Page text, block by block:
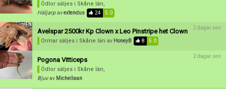
Ödlor säljes i Skåne län,
Häljarp avextendus 24 5.0
Avelspar 2500kr Kp Clown x Leo Pinstripe het Clown
Ormar säljes i Skåne län av HoneyB 8 5.0
2 dagar sen
Pogona Vitticeps
Ödlor säljes i Skåne län,
Bjuv av Michellaan
2 dagar sen